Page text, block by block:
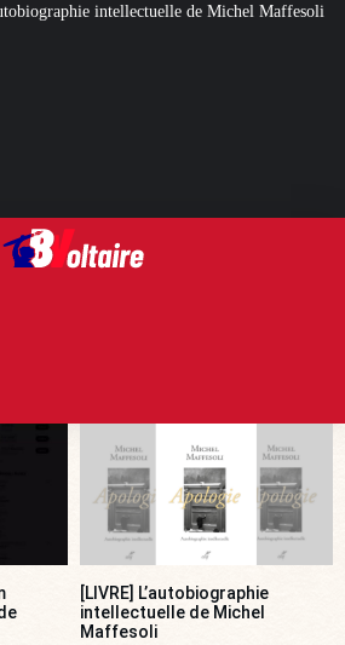
Maffesoli Pour regagner son influence en
[LIVRE] L’autobiographie
intellectuelle de Michel
Maffesoli